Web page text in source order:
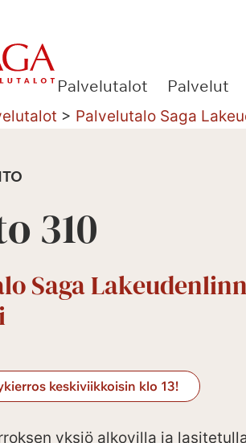
Palvelutalot Palvelut
> Palvelutalo Saga
310
Saga
keskiviikkoisin klo 13!
yksiö alkovilla ja